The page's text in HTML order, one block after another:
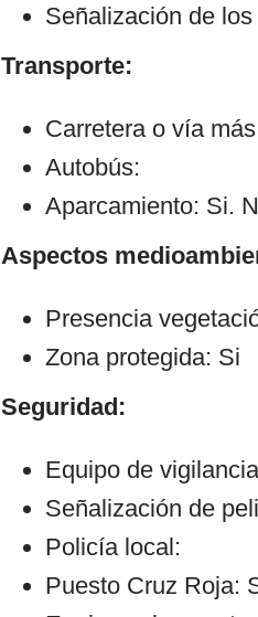
Señalización de
Transporte:
Carretera o vía
Autobús:
Aparcamiento: Si.
Aspectos
Presencia
Zona protegida: Si
Seguridad:
Equipo de
Señalización de
Policía local:
Puesto Cruz Roja: